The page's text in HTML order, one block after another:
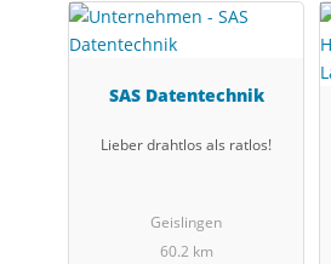
SAS Datentechnik
Lieber drahtlos als ratlos!
Geislingen
60.2 km